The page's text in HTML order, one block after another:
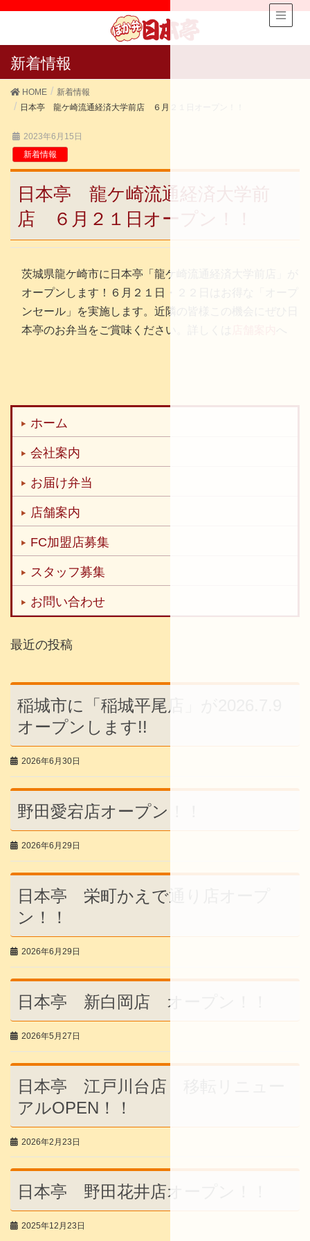
新着情報
HOME
新着情報
日本亭 龍ケ崎流通経済大学前店 ６月２１日オープン！！
2023年6月15日
新着情報
日本亭 龍ケ崎流通経済大学前
店 ６月２１日オープン！！
茨城県龍ケ崎市に日本亭「龍ケ崎流通経済大学前店」が
オープンします！６月２１日・２２日はお得な「オープ
ンセール」を実施します。近隣の皆様この機会にぜひ日
本亭のお弁当をご賞味ください。詳しくは
ホーム
会社案内
お届け弁当
店舗案内
FC加盟店募集
スタッフ募集
お問い合わせ
最近の投稿
稲城市に「稲城平尾店」が2026.7.9
オープンします!!
2026年6月30日
野田愛宕店オープン！！
2026年6月29日
日本亭 栄町かえで通り店オープ
ン！！
2026年6月29日
日本亭 新白岡店 オープン！！
2026年5月27日
日本亭 江戸川台店 移転リニュー
アルOPEN！！
2026年2月23日
日本亭 野田花井店オープン！！
2025年12月23日